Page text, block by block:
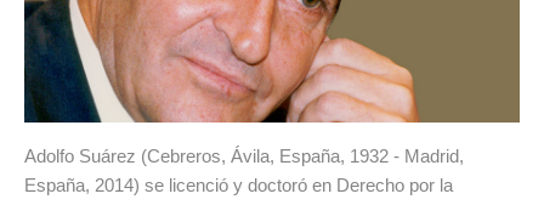
Adolfo Suárez (Cebreros, Ávila, España, 1932 - Madrid,
España, 2014) se licenció y doctoró en Derecho por la